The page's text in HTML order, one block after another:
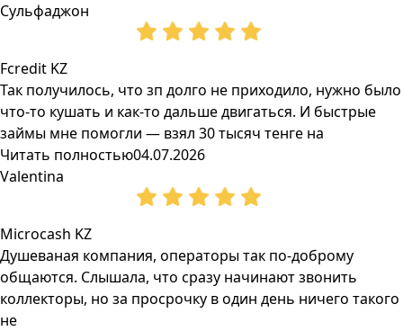
Сульфаджон
Fcredit KZ
Так получилось, что зп долго не приходило, нужно было
что-то кушать и как-то дальше двигаться. И быстрые
займы мне помогли — взял 30 тысяч тенге на
Читать полностью04.07.2026
Valentina
Microcash KZ
Душеваная компания, операторы так по-доброму
общаются. Слышала, что сразу начинают звонить
коллекторы, но за просрочку в один день ничего такого
не